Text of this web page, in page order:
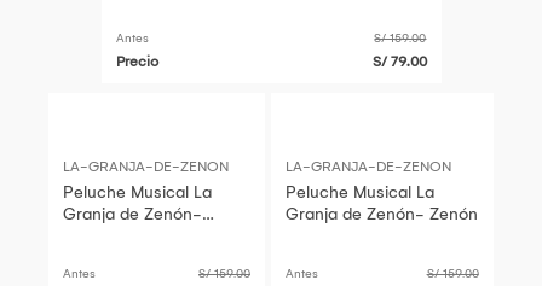
Antes S/ 159.00
Precio S/ 79.00
LA-GRANJA-DE-ZENON
Peluche Musical La
Granja de Zenón-
Antes S/ 159.00
LA-GRANJA-DE-ZENON
Peluche Musical La
Granja de Zenón- Zenón
Antes S/ 159.00